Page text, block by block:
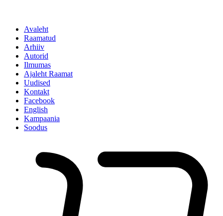
Avaleht
Raamatud
Arhiiv
Autorid
Ilmumas
Ajaleht Raamat
Uudised
Kontakt
Facebook
English
Kampaania
Soodus